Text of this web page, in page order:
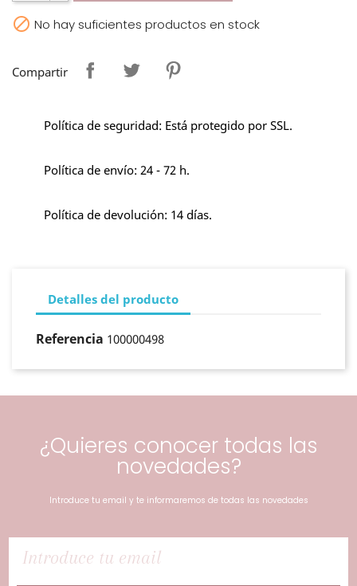
 No hay suficientes productos en stock
Compartir
Política de seguridad: Está protegido por SSL.
Política de envío: 24 - 72 h.
Política de devolución: 14 días.
Detalles del producto
Referencia 100000498
¿Quieres conocer todas las
novedades?
Introduce tu email y te informaremos de todas las novedades